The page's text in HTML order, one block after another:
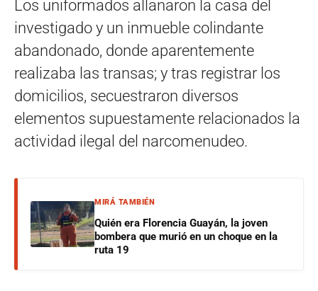
Los uniformados allanaron la casa del
investigado y un inmueble colindante
abandonado, donde aparentemente
realizaba las transas; y tras registrar los
domicilios, secuestraron diversos
elementos supuestamente relacionados la
actividad ilegal del narcomenudeo.
MIRÁ TAMBIÉN
Quién era Florencia Guayán, la joven
bombera que murió en un choque en la
ruta 19